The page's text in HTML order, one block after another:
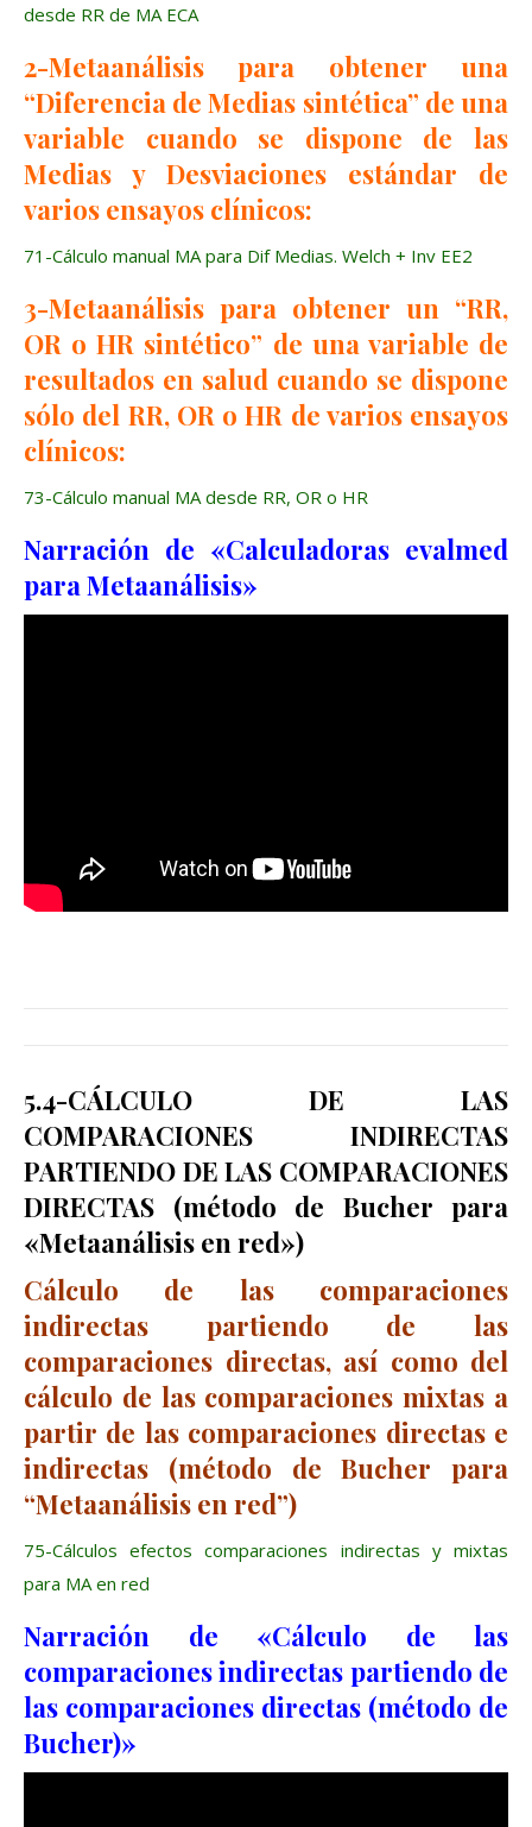
desde RR de MA ECA
2-Metaanálisis para obtener una
“Diferencia de Medias sintética” de una
variable cuando se dispone de las
Medias y Desviaciones estándar de
varios ensayos clínicos:
71-Cálculo manual MA para Dif Medias. Welch + Inv EE2
3-Metaanálisis para obtener un “RR,
OR o HR sintético” de una variable de
resultados en salud cuando se dispone
sólo del RR, OR o HR de varios ensayos
clínicos:
73-Cálculo manual MA desde RR, OR o HR
Narración de «Calculadoras evalmed
para Metaanálisis»
5.4-CÁLCULO DE LAS
COMPARACIONES INDIRECTAS
PARTIENDO DE LAS COMPARACIONES
DIRECTAS (método de Bucher para
«Metaanálisis en red»)
Cálculo de las comparaciones
indirectas partiendo de las
comparaciones directas, así como del
cálculo de las comparaciones mixtas a
partir de las comparaciones directas e
indirectas (método de Bucher para
“Metaanálisis en red”)
75-Cálculos efectos comparaciones indirectas y mixtas
para MA en red
Narración de «Cálculo de las
comparaciones indirectas partiendo de
las comparaciones directas (método de
Bucher)»